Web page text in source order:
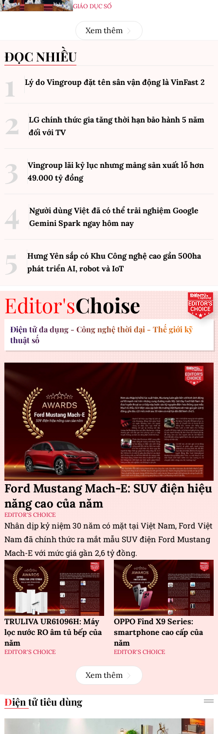
GIÁO DỤC SỐ
Xem thêm
ĐỌC NHIỀU
Lý do Vingroup đặt tên sân vận động là VinFast 2
LG chính thức gia tăng thời hạn bảo hành 5 năm
đối với TV
Vingroup lãi kỷ lục nhưng mảng sản xuất lỗ hơn
49.000 tỷ đồng
Người dùng Việt đã có thể trải nghiệm Google
Gemini Spark ngay hôm nay
Hưng Yên sắp có Khu Công nghệ cao gần 500ha
phát triển AI, robot và IoT
Editor'sChoise
Điện tử đa dụng - Công nghệ thời đại - Thế giới kỹ
thuật số
Ford Mustang Mach-E: SUV điện hiệu
năng cao của năm
EDITOR'S CHOICE
Nhân dịp kỷ niệm 30 năm có mặt tại Việt Nam, Ford Việt
Nam đã chính thức ra mắt mẫu SUV điện Ford Mustang
Mach-E với mức giá gần 2,6 tỷ đồng.
TRULIVA UR61096H: Máy
lọc nước RO âm tủ bếp của
năm
EDITOR'S CHOICE
OPPO Find X9 Series:
smartphone cao cấp của
năm
EDITOR'S CHOICE
Xem thêm
Điện tử tiêu dùng